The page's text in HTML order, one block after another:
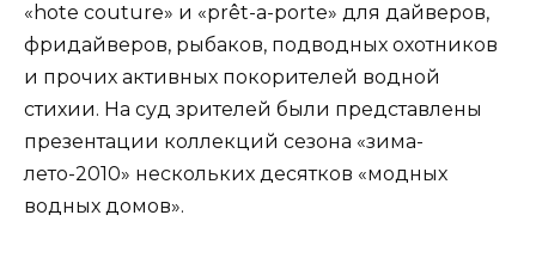
«hote couture» и «prêt-a-porte» для дайверов,
фридайверов, рыбаков, подводных охотников
и прочих активных покорителей водной
стихии. На суд зрителей были представлены
презентации коллекций сезона «зима-
лето-2010» нескольких десятков «модных
водных домов».